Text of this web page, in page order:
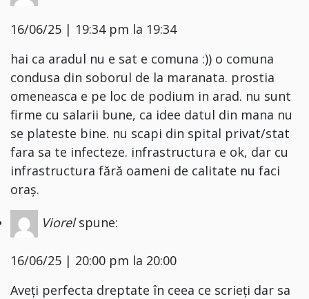
16/06/25 | 19:34 pm la 19:34
hai ca aradul nu e sat e comuna :)) o comuna
condusa din soborul de la maranata. prostia
omeneasca e pe loc de podium in arad. nu sunt
firme cu salarii bune, ca idee datul din mana nu
se plateste bine. nu scapi din spital privat/stat
fara sa te infecteze. infrastructura e ok, dar cu
infrastructura fără oameni de calitate nu faci
oraș.
Viorel spune:
16/06/25 | 20:00 pm la 20:00
Aveți perfecta dreptate în ceea ce scrieți dar sa